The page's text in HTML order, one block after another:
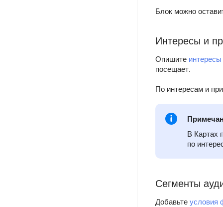
Блок можно
Интересы и
Опишите
посещает.
По интересам и
В Картах
по
Сегменты
Добавьтеусловия